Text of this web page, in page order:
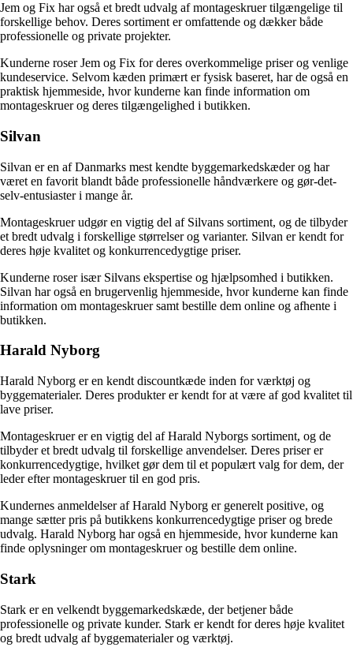
Jem og Fix har også et bredt udvalg af montageskruer tilgængelige til
forskellige behov. Deres sortiment er omfattende og dækker både
professionelle og private projekter.
Kunderne roser Jem og Fix for deres overkommelige priser og venlige
kundeservice. Selvom kæden primært er fysisk baseret, har de også en
praktisk hjemmeside, hvor kunderne kan finde information om
montageskruer og deres tilgængelighed i butikken.
Silvan
Silvan er en af Danmarks mest kendte byggemarkedskæder og har
været en favorit blandt både professionelle håndværkere og gør-det-
selv-entusiaster i mange år.
Montageskruer udgør en vigtig del af Silvans sortiment, og de tilbyder
et bredt udvalg i forskellige størrelser og varianter. Silvan er kendt for
deres høje kvalitet og konkurrencedygtige priser.
Kunderne roser især Silvans ekspertise og hjælpsomhed i butikken.
Silvan har også en brugervenlig hjemmeside, hvor kunderne kan finde
information om montageskruer samt bestille dem online og afhente i
butikken.
Harald Nyborg
Harald Nyborg er en kendt discountkæde inden for værktøj og
byggematerialer. Deres produkter er kendt for at være af god kvalitet til
lave priser.
Montageskruer er en vigtig del af Harald Nyborgs sortiment, og de
tilbyder et bredt udvalg til forskellige anvendelser. Deres priser er
konkurrencedygtige, hvilket gør dem til et populært valg for dem, der
leder efter montageskruer til en god pris.
Kundernes anmeldelser af Harald Nyborg er generelt positive, og
mange sætter pris på butikkens konkurrencedygtige priser og brede
udvalg. Harald Nyborg har også en hjemmeside, hvor kunderne kan
finde oplysninger om montageskruer og bestille dem online.
Stark
Stark er en velkendt byggemarkedskæde, der betjener både
professionelle og private kunder. Stark er kendt for deres høje kvalitet
og bredt udvalg af byggematerialer og værktøj.